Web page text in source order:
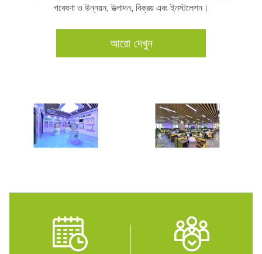
গবেষণা ও উন্নয়ন, উত্পাদন, বিক্রয় এবং ইনস্টলেশন।
আরো দেখুন